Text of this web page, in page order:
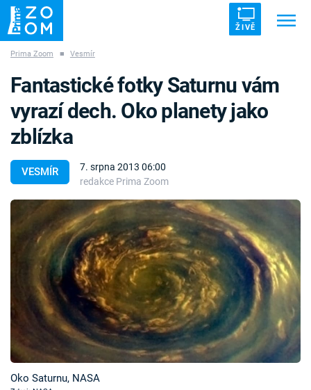
ŽIVĚ
ZÁHADY VETŘELCI DÁVNOVĚKU
Témata
Témata
Pořady
TV Program
Časopis
Sledujte prima+
Prima Zoom ■ Vesmír
VESMÍR
7. srpna 2013 06:00
redakce Prima Zoom
Fantastické fotky Saturnu vám
vyrazí dech. Oko planety jako
zblízka
Oko Saturnu, NASA